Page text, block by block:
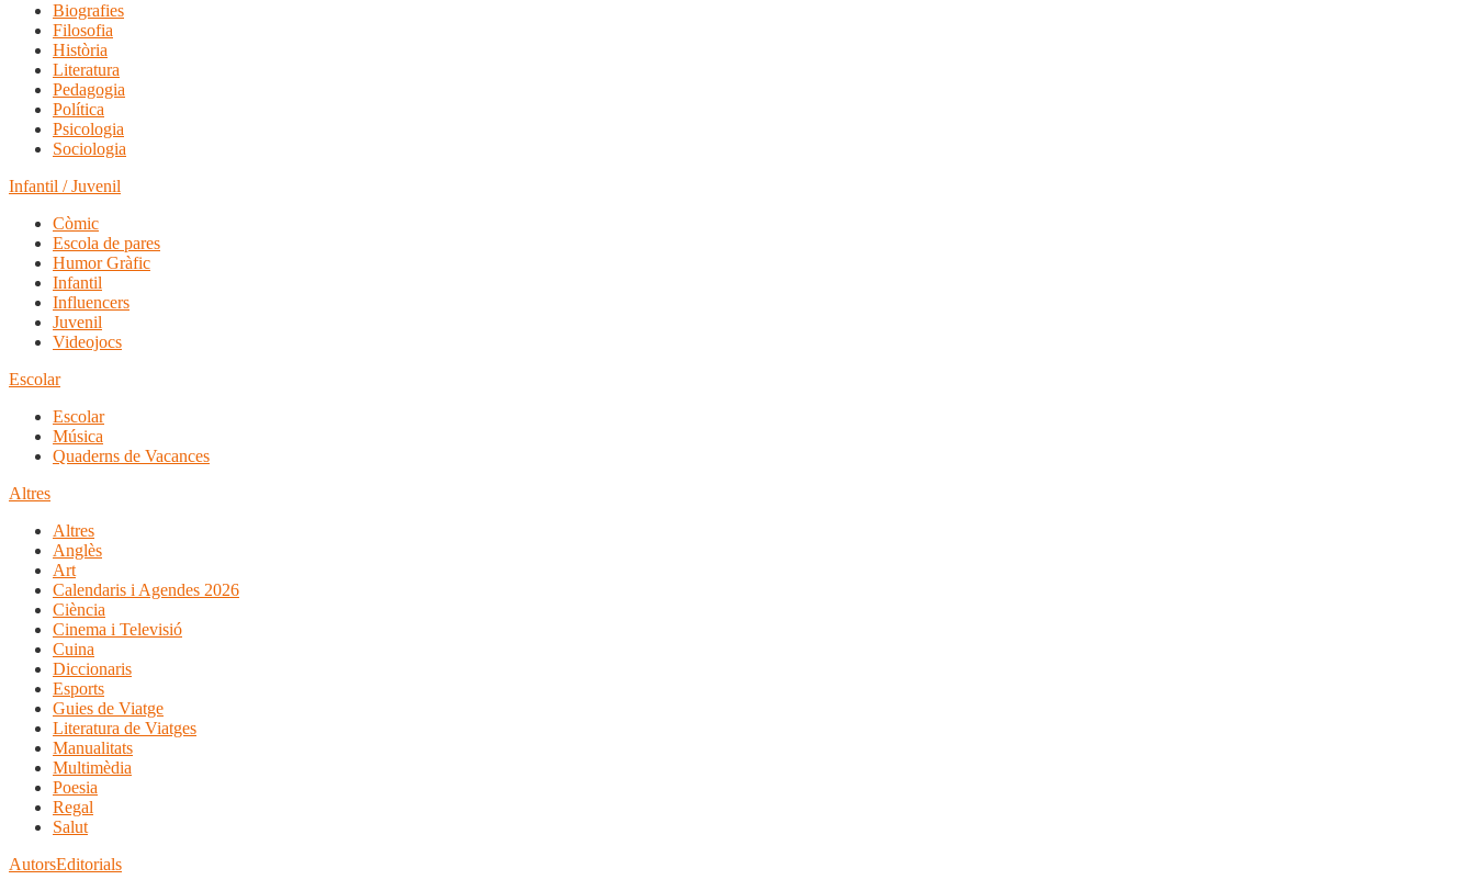
Biografies
Filosofia
Història
Literatura
Pedagogia
Política
Psicologia
Sociologia
Infantil / Juvenil
Còmic
Escola de pares
Humor Gràfic
Infantil
Influencers
Juvenil
Videojocs
Escolar
Escolar
Música
Quaderns de Vacances
Altres
Altres
Anglès
Art
Calendaris i Agendes 2026
Ciència
Cinema i Televisió
Cuina
Diccionaris
Esports
Guies de Viatge
Literatura de Viatges
Manualitats
Multimèdia
Poesia
Regal
Salut
AutorsEditorials